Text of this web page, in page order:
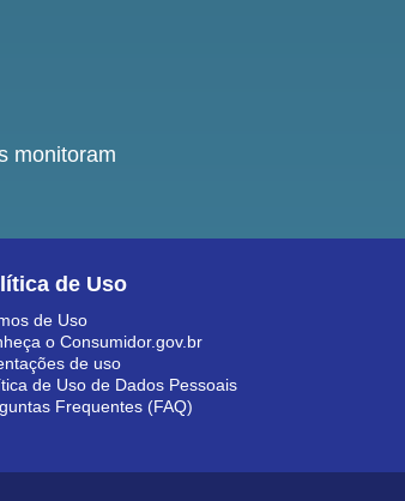
monitoram
de Uso
de Uso
o Consumidor.gov.br
de uso
de Uso de Dados Pessoais
Frequentes (FAQ)